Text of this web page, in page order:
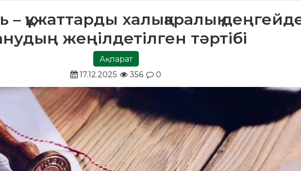
– құжаттарды халықаралық
жеңілдетілген тәртібі
Ақпарат
17.12.2025
356 0